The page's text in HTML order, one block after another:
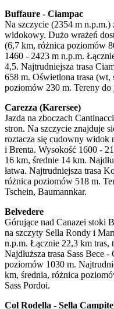
Buffaure - Ciampac
Na szczycie (2354 m n.p.m.)
widokowy. Dużo wrażeń
(6,7 km, różnica poziomów
1460 - 2423 m n.p.m.
4,5. Najtrudniejsza trasa
658 m. Oświetlona trasa
poziomów 230 m. Tereny
Carezza (Karersee)
Jazda na zboczach
stron. Na szczycie znajduje
roztacza się cudowny widok
i Brenta. Wysokość 1600 -
16 km, średnie 14 km.
łatwa. Najtrudniejsza trasa
różnica poziomów 518 m.
Tschein, Baumannkar.
Belvedere
Górujące nad Canazei stoki
na szczyty Sella Rondy i
n.p.m. Łącznie 22,3 km tras,
Najdłuższa trasa Sass Bece
poziomów 1030 m.
km, średnia, różnica
Sass Pordoi.
Col Rodella - Sella